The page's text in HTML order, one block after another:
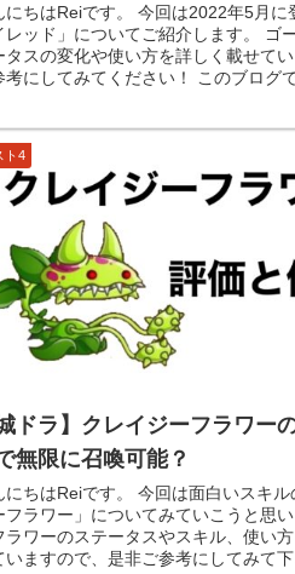
にちはReiです。 今回は2022年5月に
レッド」についてご紹介します。 ゴ
タスの変化や使い方を詳しく載せて
考にしてみてください！ このブログ
ト4
城ドラ】クレイジーフラワー
無限に召喚可能？
にちはReiです。 今回は面白いスキル
フラワー」についてみていこうと思
ラワーのステータスやスキル、使い
いますので、是非ご参考にしてみて